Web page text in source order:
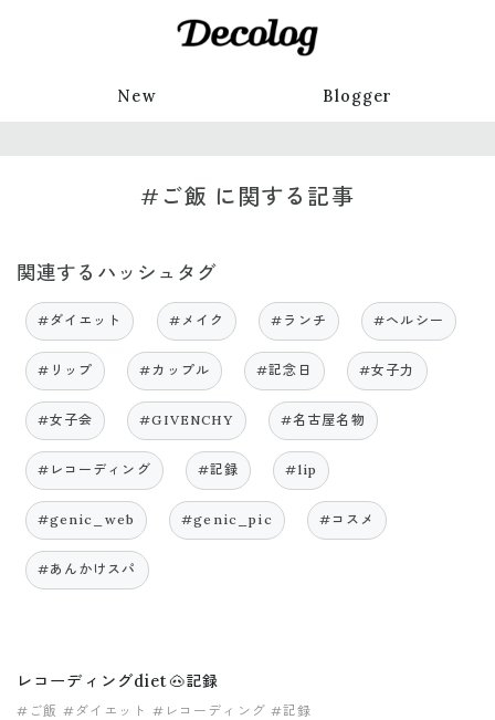
New Blogger
#ご飯 に関する記事
関連するハッシュタグ
#ダイエット #メイク #ランチ #ヘルシー
#リップ #カップル #記念日 #女子力
#女子会 #GIVENCHY #名古屋名物
#レコーディング #記録 #lip
#genic_web #genic_pic #コスメ
#あんかけスパ
レコーディングdiet🐽記録
#ご飯 #ダイエット #レコーディング #記録